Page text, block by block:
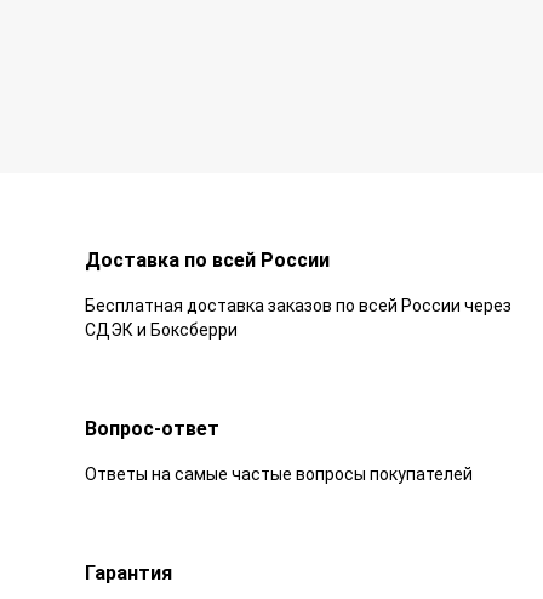
Доставка по всей России
Бесплатная доставка заказов по всей России через
СДЭК и Боксберри
Вопрос-ответ
Ответы на самые частые вопросы покупателей
Гарантия